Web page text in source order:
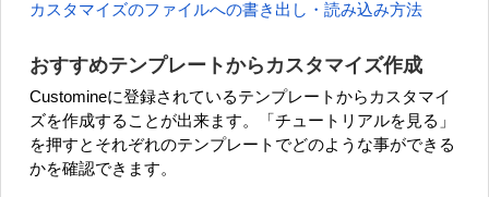
カスタマイズのファイルへの書き出し・読み込み方法
おすすめテンプレートからカスタマイズ作成
Customineに登録されているテンプレートからカスタマイ
ズを作成することが出来ます。「チュートリアルを見る」
を押すとそれぞれのテンプレートでどのような事ができる
かを確認できます。